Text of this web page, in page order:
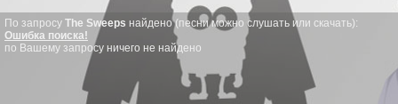
По запросу The Sweeps найдено (песни можно слушать или скачать):
Ошибка поиска!
по Вашему запросу ничего не найдено